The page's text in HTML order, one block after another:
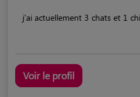
j'ai actuellement 3 chats et 1
Voir le profil